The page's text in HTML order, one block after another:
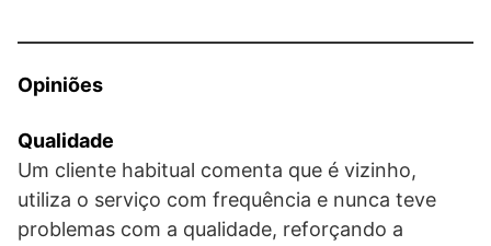
Opiniões
Qualidade
Um cliente habitual comenta que é vizinho,
utiliza o serviço com frequência e nunca teve
problemas com a qualidade, reforçando a